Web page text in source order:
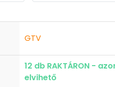
GTV
12 db RAKTÁRON -
elvihető